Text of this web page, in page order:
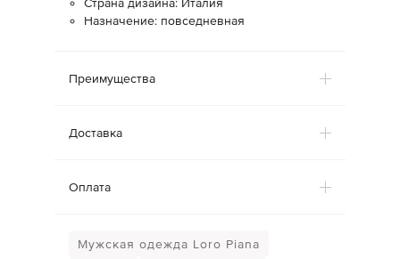
Назначение: повседневная
Преимущества
Доставка
Оплата
Мужская одежда Loro Piana